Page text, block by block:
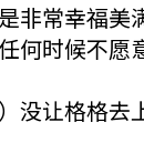
非常幸福美
何时候不愿
没让格格去